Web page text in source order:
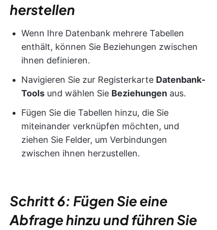
herstellen
Wenn Ihre Datenbank mehrere Tabellen
enthält, können Sie Beziehungen zwischen
ihnen definieren.
Navigieren Sie zur Registerkarte Datenbank-
Tools und wählen Sie Beziehungen aus.
Fügen Sie die Tabellen hinzu, die Sie
miteinander verknüpfen möchten, und
ziehen Sie Felder, um Verbindungen
zwischen ihnen herzustellen.
Schritt 6: Fügen Sie eine
Abfrage hinzu und führen Sie